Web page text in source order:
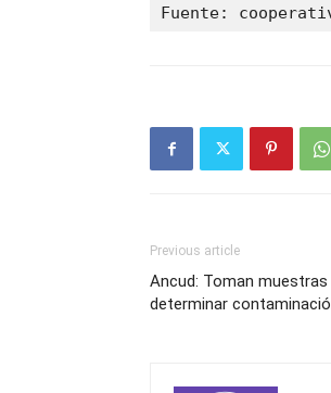
Fuente:
Previous article
Ancud: Toman muestras
determinar